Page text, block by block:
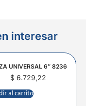
interesar
UNIVERSAL 6″ 8236
$6.729,22
al carrito